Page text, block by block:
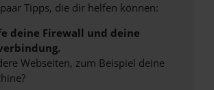
Tipps, die dir helfen können:
deine Firewall und deine
Webseiten, zum Beispiel deine